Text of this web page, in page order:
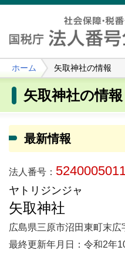
ホーム 矢取神社の情報
矢取神社の情報
最新情報
法人番号：
ヤトリジンジャ
矢取神社
広島県三原市沼田東町末広
最終更新年月日：令和2年